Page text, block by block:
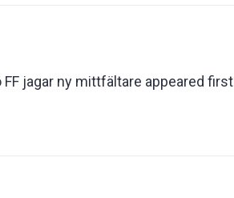
jagar ny mittfältare appeared first